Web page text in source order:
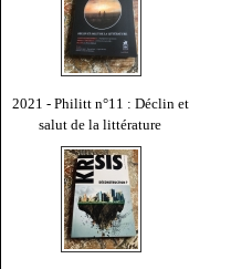
2021 - Philitt n°11 : Déclin et
salut de la littérature